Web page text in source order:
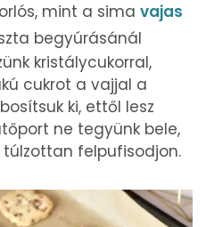
mint a sima vajas
begyúrásánál
kristálycukorral,
cukrot a vajjal a
ki, ettől lesz
ne tegyünk bele,
túlzottan felpufisodjon.